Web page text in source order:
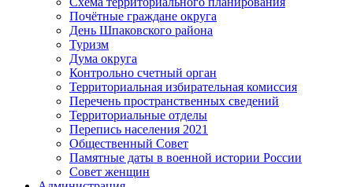
Почётные граждане округа
День Шпаковского района
Туризм
Дума округа
Контрольно счетный орган
Территориальная избирательная комиссия
Перечень пространственных сведений
Территориальные отделы
Перепись населения 2021
Общественный Совет
Памятные даты в военной истории России
Совет женщин